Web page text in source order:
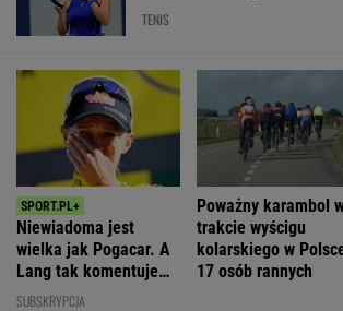
TENIS
Niewiadoma jest
wielka jak Pogacar. A
Lang tak komentuje
konflikt z zawodniczką
SUBSKRYPCJA
Poważny karambol
trakcie wyścigu
kolarskiego w
17 osób rannych